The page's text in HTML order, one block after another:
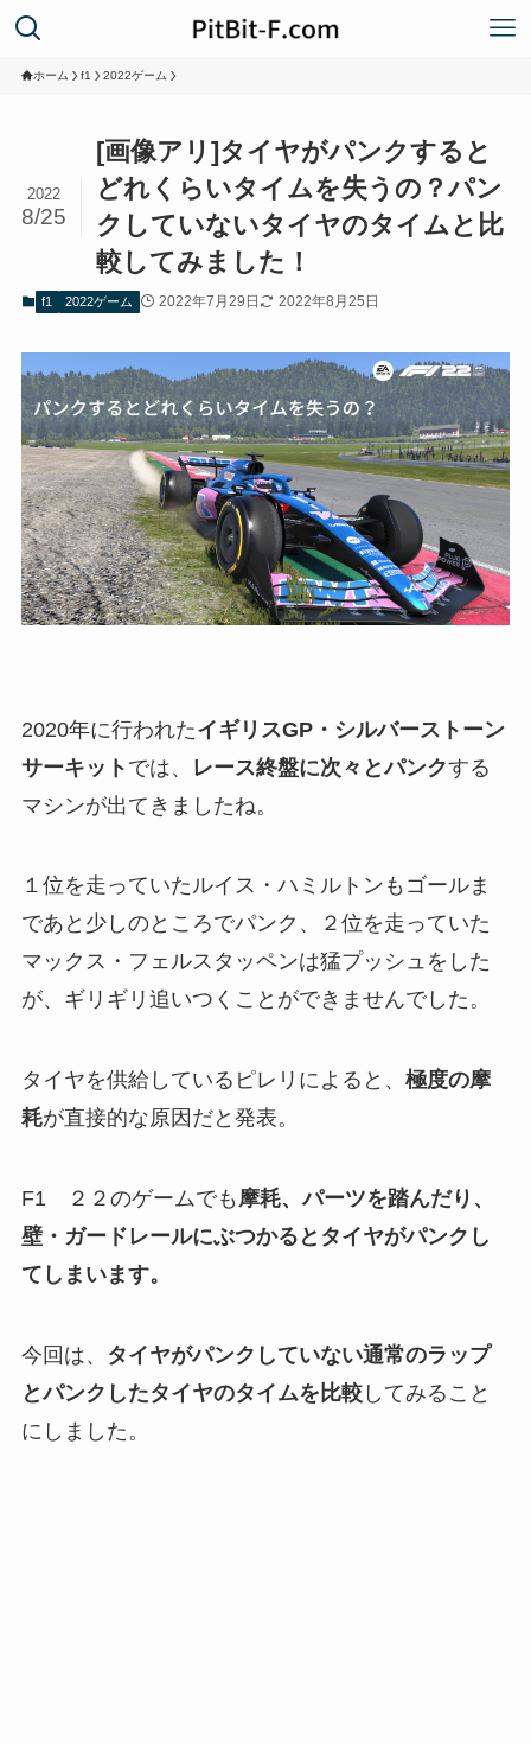
ホーム f1 2022ゲーム
[画像アリ]タイヤがパンクすると
どれくらいタイムを失うの？パン
クしていないタイヤのタイムと比
較してみました！
2022
8/25
f1 2022ゲーム 2022年7月29日 2022年8月25日
2020年に行われたイギリスGP・シルバーストーン
サーキット では、 レース終盤に次々とパンクする
マシンが出てきましたね。
１位を走っていたルイス・ハミルトンもゴールま
であと少しのところでパンク、２位を走っていた
マックス・フェルスタッペンは猛プッシュをした
が、ギリギリ追いつくことができませんでした。
タイヤを供給しているピレリによると、 極度の摩
耗が直接的な原因だと発表。
F1 ２２のゲームでも 摩耗、パーツを踏んだり、
壁・ガードレールにぶつかるとタイヤがパンクし
てしまいます。
今回は、
タイヤがパンクしていない通常のラップ
とパンクしたタイヤのタイムを比較してみること
にしました。